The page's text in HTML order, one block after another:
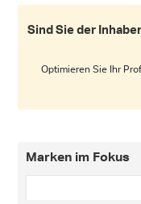
Sind Sie der
Optimieren Sie Ihr
Marken im Fokus